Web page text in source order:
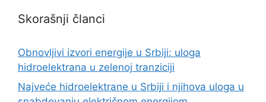
Skorašnji članci
Obnovljivi izvori energije u Srbiji: uloga
hidroelektrana u zelenoj tranziciji
Najveće hidroelektrane u Srbiji i njihova uloga u